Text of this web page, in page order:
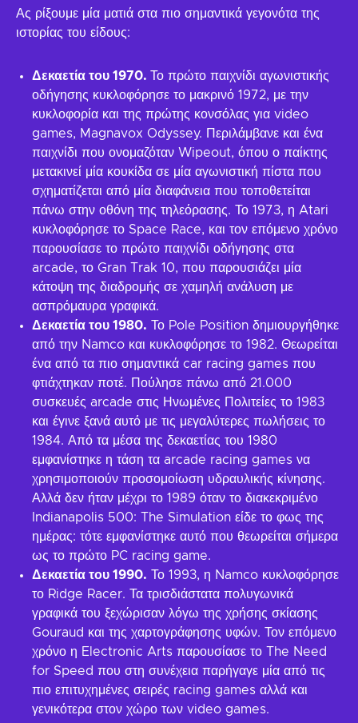
Ας ρίξουμε μία ματιά στα πιο σημαντικά γεγονότα της
ιστορίας του είδους:
Δεκαετία του 1970. Το πρώτο παιχνίδι αγωνιστικής
οδήγησης κυκλοφόρησε το μακρινό 1972, με την
κυκλοφορία και της πρώτης κονσόλας για video
games, Magnavox Odyssey. Περιλάμβανε και ένα
παιχνίδι που ονομαζόταν Wipeout, όπου ο παίκτης
μετακινεί μία κουκίδα σε μία αγωνιστική πίστα που
σχηματίζεται από μία διαφάνεια που τοποθετείται
πάνω στην οθόνη της τηλεόρασης. Το 1973, η Atari
κυκλοφόρησε το Space Race, και τον επόμενο χρόνο
παρουσίασε το πρώτο παιχνίδι οδήγησης στα
arcade, το Gran Trak 10, που παρουσιάζει μία
κάτοψη της διαδρομής σε χαμηλή ανάλυση με
ασπρόμαυρα γραφικά.
Δεκαετία του 1980. Το Pole Position δημιουργήθηκε
από την Namco και κυκλοφόρησε το 1982. Θεωρείται
ένα από τα πιο σημαντικά car racing games που
φτιάχτηκαν ποτέ. Πούλησε πάνω από 21.000
συσκευές arcade στις Ηνωμένες Πολιτείες το 1983
και έγινε ξανά αυτό με τις μεγαλύτερες πωλήσεις το
1984. Από τα μέσα της δεκαετίας του 1980
εμφανίστηκε η τάση τα arcade racing games να
χρησιμοποιούν προσομοίωση υδραυλικής κίνησης.
Αλλά δεν ήταν μέχρι το 1989 όταν το διακεκριμένο
Indianapolis 500: The Simulation είδε το φως της
ημέρας: τότε εμφανίστηκε αυτό που θεωρείται σήμερα
ως το πρώτο PC racing game.
Δεκαετία του 1990. Το 1993, η Namco κυκλοφόρησε
το Ridge Racer. Τα τρισδιάστατα πολυγωνικά
γραφικά του ξεχώρισαν λόγω της χρήσης σκίασης
Gouraud και της χαρτογράφησης υφών. Τον επόμενο
χρόνο η Electronic Arts παρουσίασε το The Need
for Speed που στη συνέχεια παρήγαγε μία από τις
πιο επιτυχημένες σειρές racing games αλλά και
γενικότερα στον χώρο των video games.